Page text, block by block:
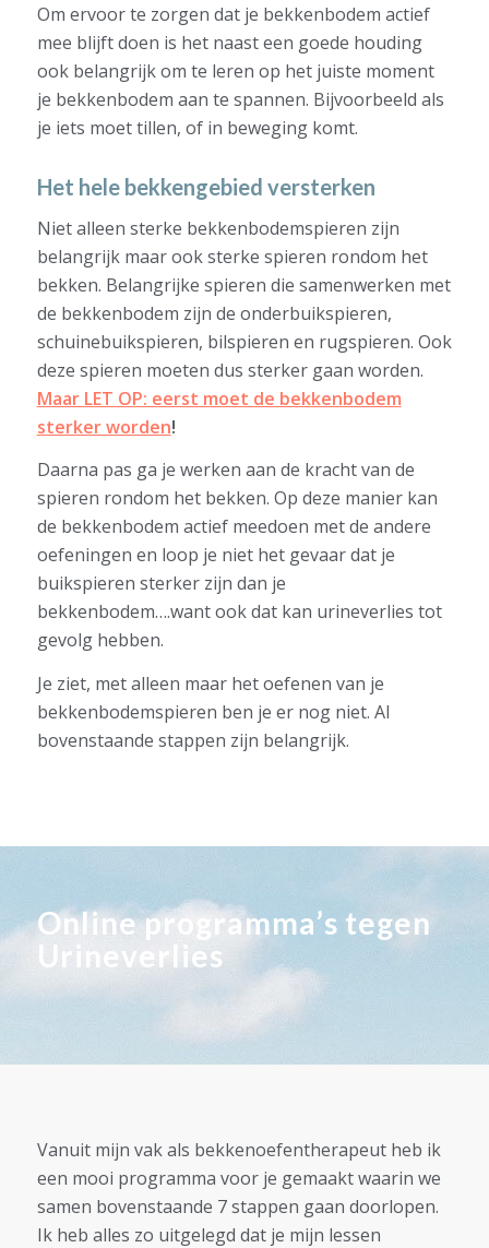
Om ervoor te zorgen dat je bekkenbodem actief
mee blijft doen is het naast een goede houding
ook belangrijk om te leren op het juiste moment
je bekkenbodem aan te spannen. Bijvoorbeeld als
je iets moet tillen, of in beweging komt.
Het hele bekkengebied versterken
Niet alleen sterke bekkenbodemspieren zijn
belangrijk maar ook sterke spieren rondom het
bekken. Belangrijke spieren die samenwerken met
de bekkenbodem zijn de onderbuikspieren,
schuinebuikspieren, bilspieren en rugspieren. Ook
deze spieren moeten dus sterker gaan worden.
Maar LET OP: eerst moet de bekkenbodem
sterker worden!
Daarna pas ga je werken aan de kracht van de
spieren rondom het bekken. Op deze manier kan
de bekkenbodem actief meedoen met de andere
oefeningen en loop je niet het gevaar dat je
buikspieren sterker zijn dan je
bekkenbodem….want ook dat kan urineverlies tot
gevolg hebben.
Je ziet, met alleen maar het oefenen van je
bekkenbodemspieren ben je er nog niet. Al
bovenstaande stappen zijn belangrijk.
Online programma’s tegen
Urineverlies
Vanuit mijn vak als bekkenoefentherapeut heb ik
een mooi programma voor je gemaakt waarin we
samen bovenstaande 7 stappen gaan doorlopen.
Ik heb alles zo uitgelegd dat je mijn lessen